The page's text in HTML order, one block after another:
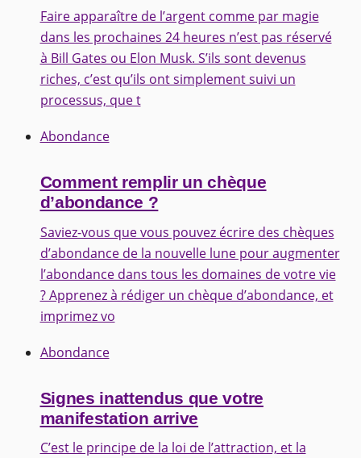
Faire apparaître de l’argent comme par magie
dans les prochaines 24 heures n’est pas réservé
à Bill Gates ou Elon Musk. S’ils sont devenus
riches, c’est qu’ils ont simplement suivi un
processus, que t
Abondance
Comment remplir un chèque
d’abondance ?
Saviez-vous que vous pouvez écrire des chèques
d’abondance de la nouvelle lune pour augmenter
l’abondance dans tous les domaines de votre vie
? Apprenez à rédiger un chèque d’abondance, et
imprimez vo
Abondance
Signes inattendus que votre
manifestation arrive
C’est le principe de la loi de l’attraction, et la